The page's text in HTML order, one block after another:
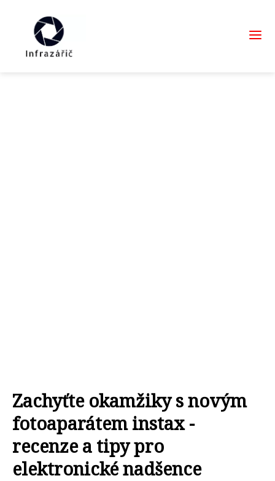
Zachyťte okamžiky s novým
fotoaparátem instax -
recenze a tipy pro
elektronické nadšence